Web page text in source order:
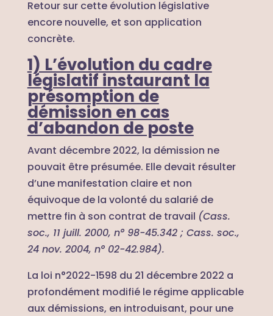
Retour sur cette évolution législative
encore nouvelle, et son application
concrète.
1) L’évolution du cadre
législatif instaurant la
présomption de
démission en cas
d’abandon de poste
Avant décembre 2022, la démission ne
pouvait être présumée. Elle devait résulter
d’une manifestation claire et non
équivoque de la volonté du salarié de
mettre fin à son contrat de travail (Cass.
soc., 11 juill. 2000, n° 98-45.342 ; Cass. soc.,
24 nov. 2004, n° 02-42.984).
La loi n°2022-1598 du 21 décembre 2022 a
profondément modifié le régime applicable
aux démissions, en introduisant, pour une